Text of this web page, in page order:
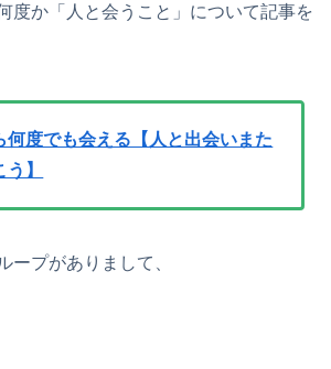
度か「人と会うこと」について記事を
何度でも会える【人と出会いまた
】
ープがありまして、